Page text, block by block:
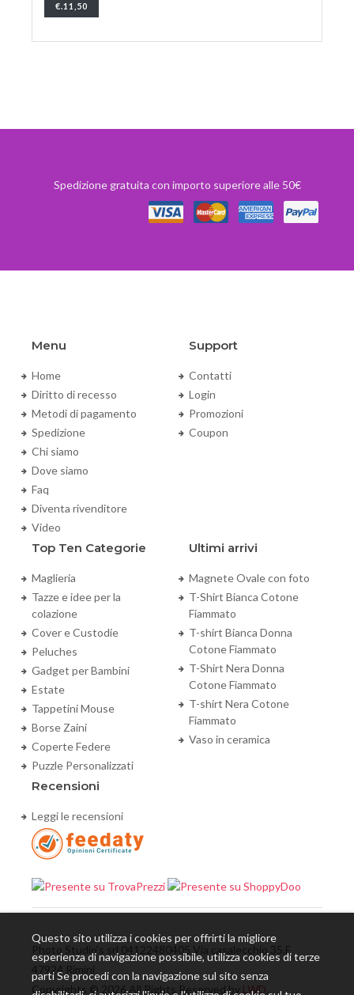
€.11,50
Spedizione gratuita con importo superiore alle 50€
Menu
Home
Diritto di recesso
Metodi di pagamento
Spedizione
Chi siamo
Dove siamo
Faq
Diventa rivenditore
Video
Support
Contatti
Login
Promozioni
Coupon
Top Ten Categorie
Maglieria
Tazze e idee per la
colazione
Cover e Custodie
Peluches
Gadget per Bambini
Estate
Tappetini Mouse
Borse Zaini
Coperte Federe
Puzzle Personalizzati
Ultimi arrivi
Magnete Ovale con foto
T-Shirt Bianca Cotone
Fiammato
T-shirt Bianca Donna
Cotone Fiammato
T-Shirt Nera Donna
Cotone Fiammato
T-shirt Nera Cotone
Fiammato
Vaso in ceramica
Recensioni
Leggi le recensioni
Photo Studio's srl 04122480405 Via casalecchio 35,E
47924 Rimini
Copyrights © 2026 All Rights Reserved by LWD.
Questo sito utilizza i cookies per offrirti la migliore
esperienza di navigazione possibile, utilizza cookies di terze
parti Se procedi con la navigazione sul sito senza